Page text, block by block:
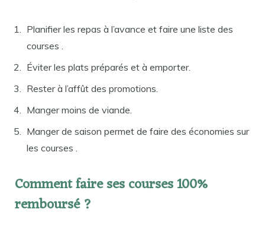
Planifier les repas à l’avance et faire une liste des
courses .
Éviter les plats préparés et à emporter.
Rester à l’affût des promotions.
Manger moins de viande.
Manger de saison permet de faire des économies sur
les courses .
Comment faire ses courses 100%
remboursé ?